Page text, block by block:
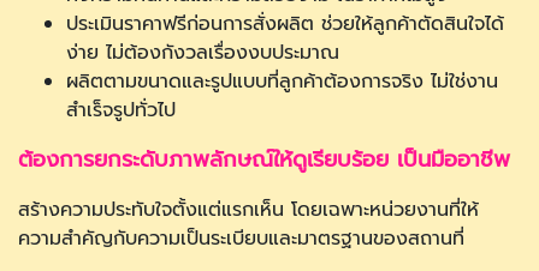
ประเมินราคาฟรีก่อนการสั่งผลิต ช่วยให้ลูกค้าตัดสินใจได้
ง่าย ไม่ต้องกังวลเรื่องงบประมาณ
ผลิตตามขนาดและรูปแบบที่ลูกค้าต้องการจริง ไม่ใช่งาน
สำเร็จรูปทั่วไป
ต้องการยกระดับภาพลักษณ์ให้ดูเรียบร้อย เป็นมืออาชีพ
สร้างความประทับใจตั้งแต่แรกเห็น โดยเฉพาะหน่วยงานที่ให้
ความสำคัญกับความเป็นระเบียบและมาตรฐานของสถานที่